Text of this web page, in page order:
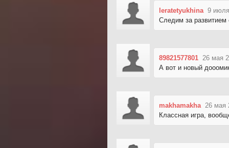
leratetyukhina 9
Следим за развитием
89821577801 26 мая
А вот и новый
makhamakha 26 мая
Классная игра,